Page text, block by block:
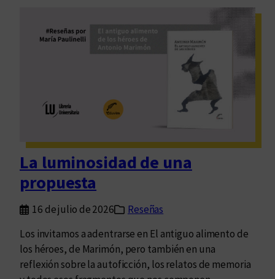
o
d
d
a
d
f
d
e
r
a
s
e
o
r
i
a
s
u
e
s
La luminosidad de una
propuesta
16 de julio de 2026
Reseñas
Los invitamos a adentrarse en El antiguo alimento de
los héroes, de Marimón, pero también en una
reflexión sobre la autoficción, los relatos de memoria